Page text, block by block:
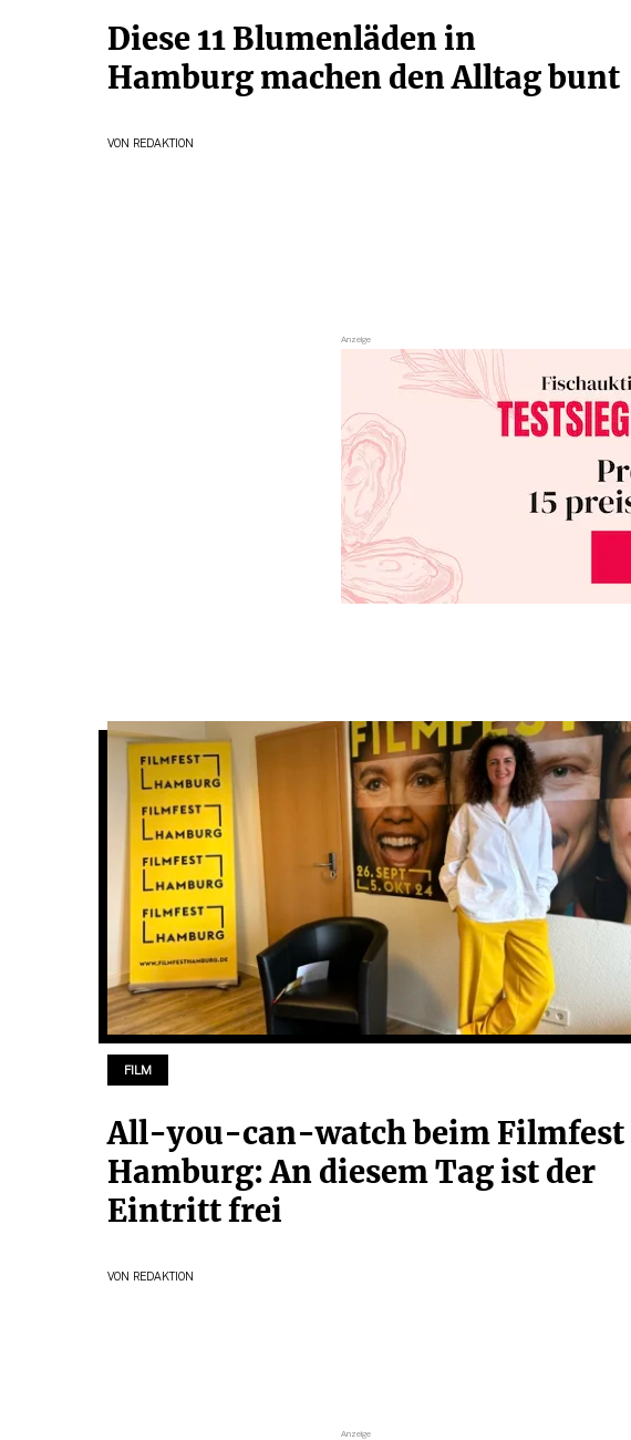
Diese 11 Blumenläden in
Hamburg machen den Alltag bunt
VON REDAKTION
FILM
All-you-can-watch beim Filmfest
Hamburg: An diesem Tag ist der
Eintritt frei
VON REDAKTION